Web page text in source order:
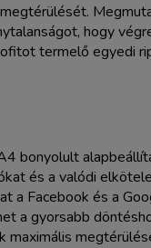
hogy
termelő egyedi
bonyolult
és a valódi
a Facebook és a
a gyorsabb
maximális